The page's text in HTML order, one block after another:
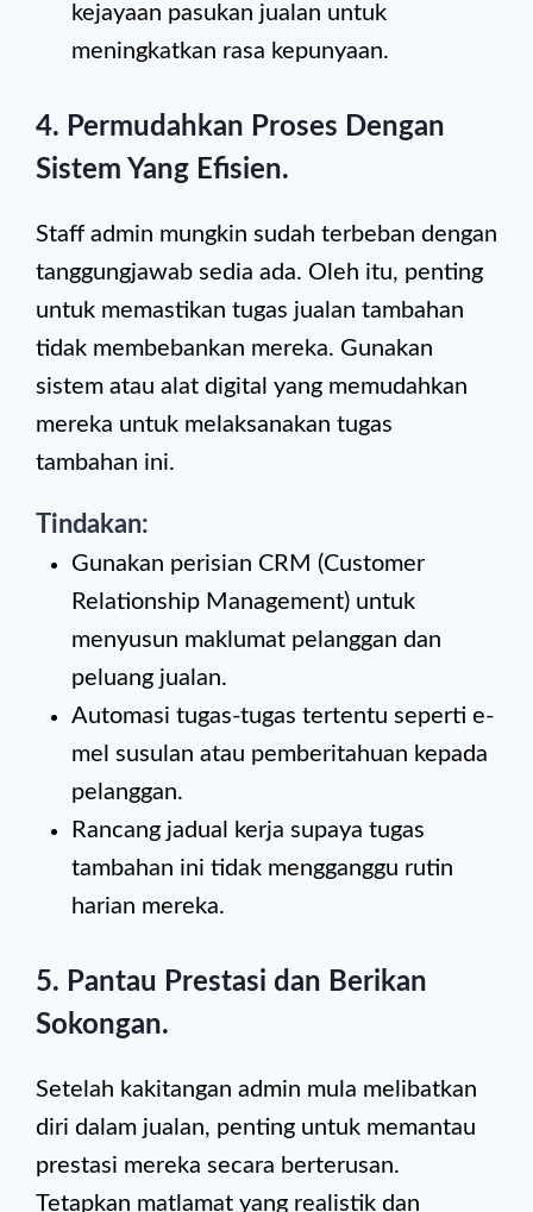
kejayaan pasukan jualan untuk
meningkatkan rasa kepunyaan.
4. Permudahkan Proses Dengan
Sistem Yang Efisien.
Staff admin mungkin sudah terbeban dengan
tanggungjawab sedia ada. Oleh itu, penting
untuk memastikan tugas jualan tambahan
tidak membebankan mereka. Gunakan
sistem atau alat digital yang memudahkan
mereka untuk melaksanakan tugas
tambahan ini.
Tindakan:
Gunakan perisian CRM (Customer
Relationship Management) untuk
menyusun maklumat pelanggan dan
peluang jualan.
Automasi tugas-tugas tertentu seperti e-
mel susulan atau pemberitahuan kepada
pelanggan.
Rancang jadual kerja supaya tugas
tambahan ini tidak mengganggu rutin
harian mereka.
5. Pantau Prestasi dan Berikan
Sokongan.
Setelah kakitangan admin mula melibatkan
diri dalam jualan, penting untuk memantau
prestasi mereka secara berterusan.
Tetapkan matlamat yang realistik dan